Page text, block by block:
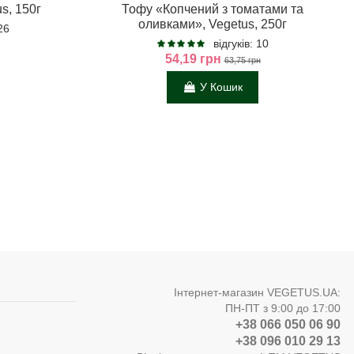
150г
Тофу «Копчений з томатами та
оливками», Vegetus, 250г
відгуків: 10
54,19 грн 63,75 грн
У Кошик
Інтернет-магазин VEGETUS.UA:
ПН-ПТ з 9:00 до 17:00
+38 066 050 06 90
+38 096 010 29 13